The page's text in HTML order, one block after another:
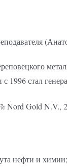
1996 стал
Nord Gold
нефти и